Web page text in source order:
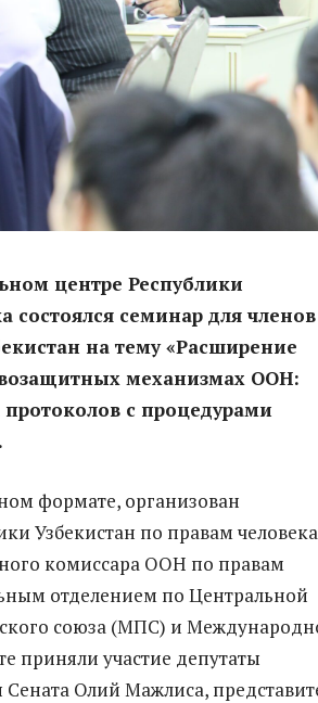
центре Республики
состоялся семинар для членов
на тему «Расширение
механизмах ООН:
с процедурами
формате, организован
Узбекистан по правам человека
комиссара ООН по правам
отделением по Центральной
союза (МПС) и
приняли участие депутаты
Олий Мажлиса,